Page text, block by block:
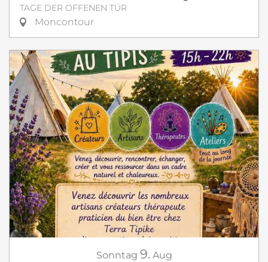
TAGE DER OFFENEN TÜR
Moncontour
Sonntag 9. Aug